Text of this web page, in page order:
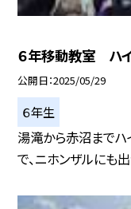
６年移動教室 ハ
公開日 2025/05/29
６年生
湯滝から赤沼までハ
で、ニホンザルにも